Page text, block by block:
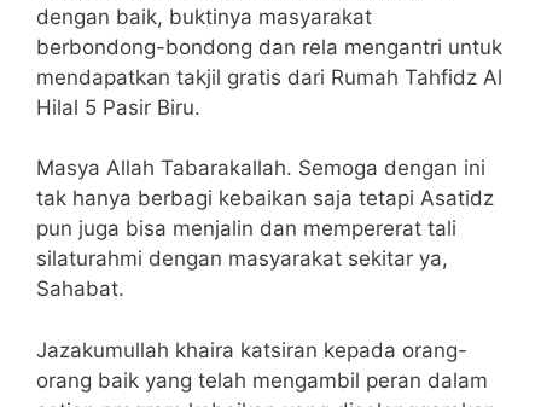
dengan baik, buktinya masyarakat
berbondong-bondong dan rela mengantri untuk
mendapatkan takjil gratis dari Rumah Tahfidz Al
Hilal 5 Pasir Biru.
Masya Allah Tabarakallah. Semoga dengan ini
tak hanya berbagi kebaikan saja tetapi Asatidz
pun juga bisa menjalin dan mempererat tali
silaturahmi dengan masyarakat sekitar ya,
Sahabat.
Jazakumullah khaira katsiran kepada orang-
orang baik yang telah mengambil peran dalam